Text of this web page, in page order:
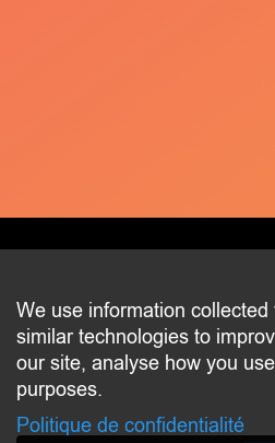
2
L-
We use information
similar technologies to
our site, analyse how you
purposes.
Politique de confidentialité